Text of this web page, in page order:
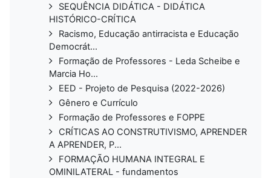
SEQUÊNCIA DIDÁTICA - DIDÁTICA
HISTÓRICO-CRÍTICA
Racismo, Educação antirracista e Educação
Democrát...
Formação de Professores - Leda Scheibe e
Marcia Ho...
EED - Projeto de Pesquisa (2022-2026)
Gênero e Currículo
Formação de Professores e FOPPE
CRÍTICAS AO CONSTRUTIVISMO, APRENDER
A APRENDER, P...
FORMAÇÃO HUMANA INTEGRAL E
OMINILATERAL - fundamentos